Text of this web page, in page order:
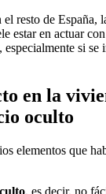
resto de España,
estar en actuar
si se
en la
oculto
elementos que
, es decir, no